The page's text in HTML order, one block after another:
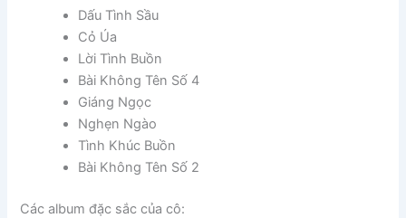
Dấu Tình Sầu
Cỏ Úa
Lời Tình Buồn
Bài Không Tên Số 4
Giáng Ngọc
Nghẹn Ngào
Tình Khúc Buồn
Bài Không Tên Số 2
Các album đặc sắc của cô: